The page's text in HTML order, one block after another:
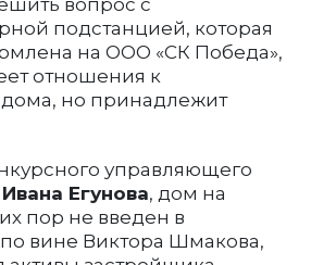
вопрос с
подстанцией, которая
на ООО «СК Победа»,
отношения к
дома, но принадлежит
управляющего
Ивана Егунова, дом на
пор не введен в
вине Виктора Шмакова,